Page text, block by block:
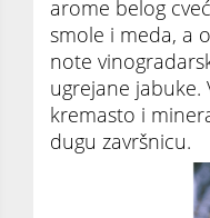
arome belog
smole i meda, a
note
ugrejane jabuke.
kremasto i
dugu završnicu.